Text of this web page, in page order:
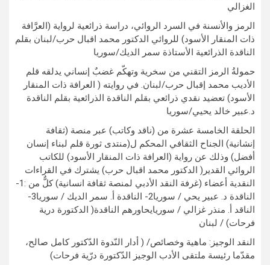
الغزالي
الرمز والأنسنة في السرد الروائي، دراسة ذرائعية لرواية (العرَّافة
ذات المنقار الأسود) للروائي الدكتور محمد اقبال حرب/لبنان بقلم
الناقدة الذرائعية الأستاذة سمر الديك/سوريا
حمولةُ الرمز التقني من سخرية وتهكّم غضبٌ إنساني يدلقه قلم
الأديب محمد إقبال حرب/لبنان. في روايته ( العرافة ذات المنقار
الأسود) تعضيد نقدي ذرائعي بقلم الناقدة الذرائعية بقلم الناقدة
د.عبير خالد يحيي/سوريا
الحلقة الخامسة عشرة من (ناقد وكاتب) عبر منصة (ثقافة
إنشانية) الجناح الثقافي المحكم ل(منتدى ثورة قلم لبناء إنسان
أفضل) وذلك عن رواية (العرافة ذات المنقار الأسود) للكاتب
الروائي القدير( الدكتور محمد اقبال حرب) يشترك في القراءات
النقدية أعضاء (غرفة النقد الأدبي لمنصة ثقافة انسانية) كلٌّ من :1-
الناقدة د. عبير يحي / سوريا2- الناقدة أ. سمر الديك / سوريا3-
الناقد أ. منذر غزالي / سوريايحاورهم الناقدة( الدكتورة درية
فرحات) / لبنان
النقد الوجيز: ماهية وخصائص/ ( أدار النّدوة الدّكتور كامل صالح،
مقدّما رئيسة ملتقى الأدب الوجيز الدّكتورة درّية فرحات)